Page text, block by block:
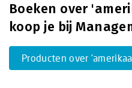
Boeken over
koop je bij
Producten over